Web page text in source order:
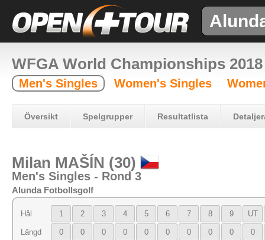
WFGA World Championships 2018
Men's Singles Women's Singles
Översikt Spelgrupper Resultatlista
Milan MAŠÍN (30)
Men's Singles - Rond 3
Alunda Fotbollsgolf
Hål 1 2 3 4 5 6 7 8 9 UT
Längd 0 0 0 0 0 0 0 0 0 0